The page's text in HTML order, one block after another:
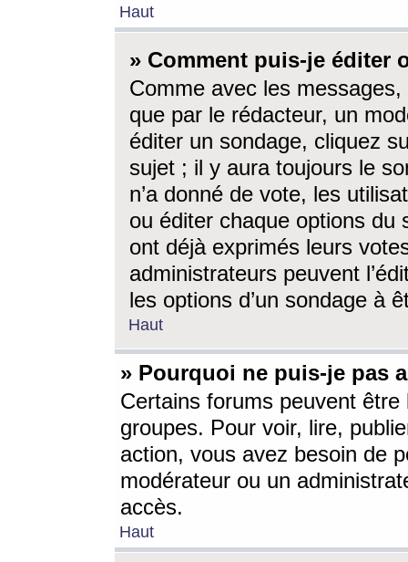
Haut
» Comment puis-je éditer
Comme avec les
que par le rédacteur, un
éditer un sondage, cliquez
sujet ; il y aura toujours le
n’a donné de vote, les
ou éditer chaque options du
ont déjà exprimés leurs
administrateurs peuvent
les options d’un sondage à
Haut
» Pourquoi ne puis-je pas
Certains forums peuvent être
groupes. Pour voir, lire,
action, vous avez besoin de
modérateur ou un
accès.
Haut